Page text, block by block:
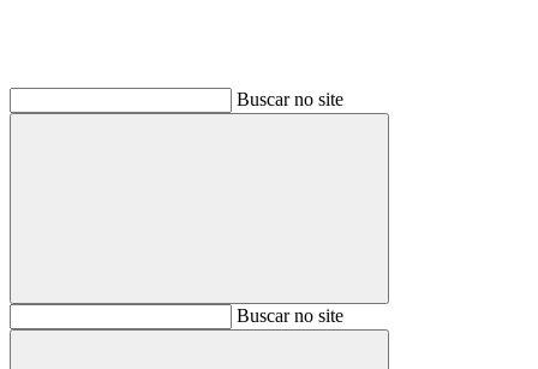
Buscar no site
BuscarBuscar no site